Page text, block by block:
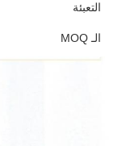
التعبئة
الـ MOQ